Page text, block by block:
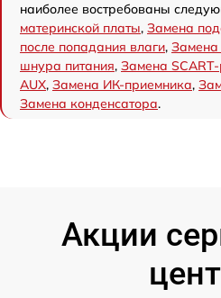
наиболее востребованы
материнской платы, Замена
после попадания влаги, Замена
шнура питания, Замена
AUX, Замена ИК-приемника,
Замена конденсатора.
Акции